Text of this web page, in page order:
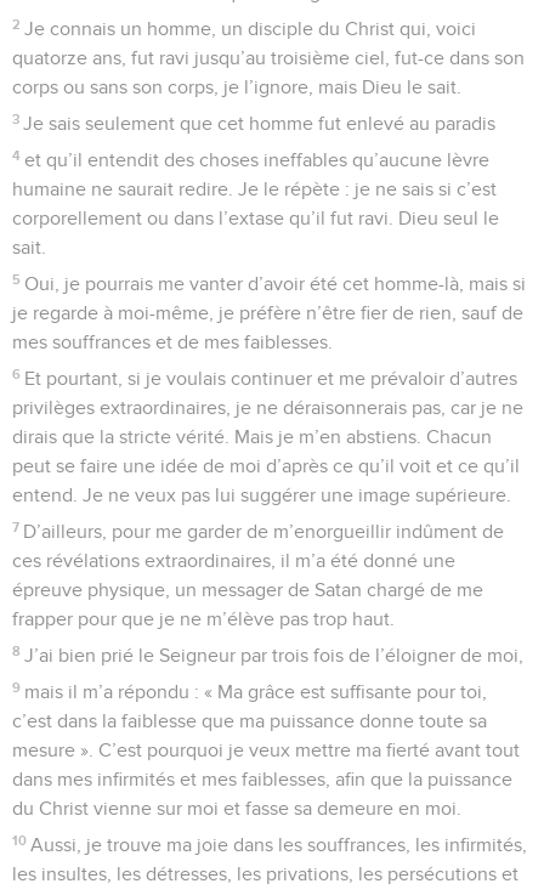
2 Je connais un homme, un disciple du Christ qui, voici
quatorze ans, fut ravi jusqu’au troisième ciel, fut-ce dans son
corps ou sans son corps, je l’ignore, mais Dieu le sait.
3 Je sais seulement que cet homme fut enlevé au paradis
4 et qu’il entendit des choses ineffables qu’aucune lèvre
humaine ne saurait redire. Je le répète : je ne sais si c’est
corporellement ou dans l’extase qu’il fut ravi. Dieu seul le
sait.
5 Oui, je pourrais me vanter d’avoir été cet homme-là, mais si
je regarde à moi-même, je préfère n’être fier de rien, sauf de
mes souffrances et de mes faiblesses.
6 Et pourtant, si je voulais continuer et me prévaloir d’autres
privilèges extraordinaires, je ne déraisonnerais pas, car je ne
dirais que la stricte vérité. Mais je m’en abstiens. Chacun
peut se faire une idée de moi d’après ce qu’il voit et ce qu’il
entend. Je ne veux pas lui suggérer une image supérieure.
7 D’ailleurs, pour me garder de m’enorgueillir indûment de
ces révélations extraordinaires, il m’a été donné une
épreuve physique, un messager de Satan chargé de me
frapper pour que je ne m’élève pas trop haut.
8 J’ai bien prié le Seigneur par trois fois de l’éloigner de moi,
9 mais il m’a répondu : « Ma grâce est suffisante pour toi,
c’est dans la faiblesse que ma puissance donne toute sa
mesure ». C’est pourquoi je veux mettre ma fierté avant tout
dans mes infirmités et mes faiblesses, afin que la puissance
du Christ vienne sur moi et fasse sa demeure en moi.
10 Aussi, je trouve ma joie dans les souffrances, les infirmités,
les insultes, les détresses, les privations, les persécutions et